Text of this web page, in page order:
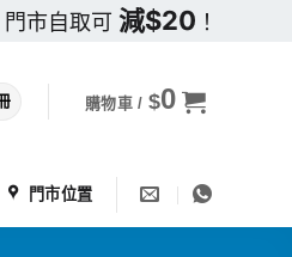
市自取可 減$20 ！
購物車 / $0
門市位置